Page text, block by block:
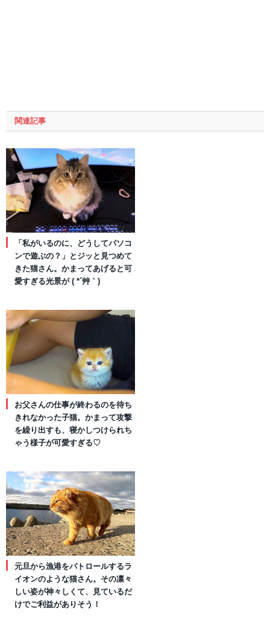
関連記事
「私がいるのに、どうしてパソコ
ンで遊ぶの？」とジッと見つめて
きた猫さん。かまってあげると可
愛すぎる光景が ( *´艸｀)
お父さんの仕事が終わるのを待ち
きれなかった子猫。かまって攻撃
を繰り出すも、寝かしつけられち
ゃう様子が可愛すぎる♡
元旦から漁港をパトロールするラ
イオンのような猫さん。その凛々
しい姿が神々しくて、見ているだ
けでご利益がありそう！